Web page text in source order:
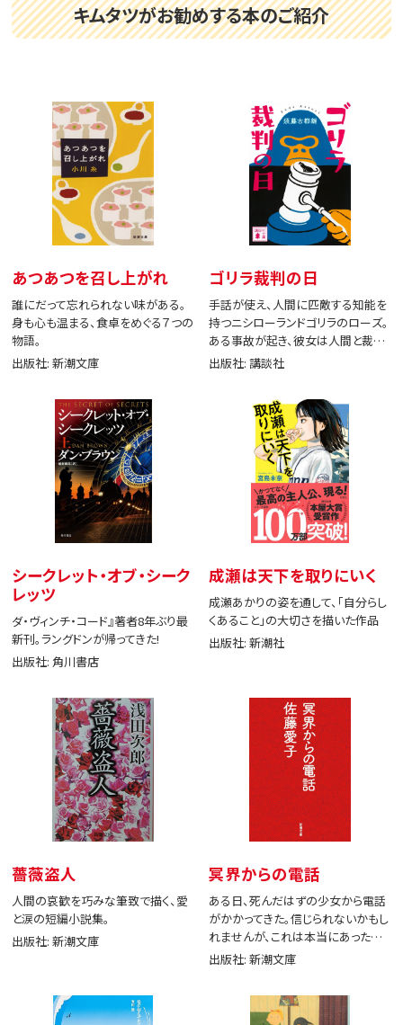
キムタツがお勧めする本のご紹介
あつあつを召し上がれ
誰にだって忘れられない味がある。
身も心も温まる、食卓をめぐる７つの
物語。
出版社: 新潮文庫
ゴリラ裁判の日
手話が使え、人間に匹敵する知能を
持つニシローランドゴリラのローズ。
ある事故が起き、彼女は人間と裁判
で闘う。
出版社: 講談社
シークレット・オブ・シーク
レッツ
ダ・ヴィンチ・コード』著者8年ぶり最
新刊。ラングドンが帰ってきた!
出版社: 角川書店
成瀬は天下を取りにいく
成瀬あかりの姿を通して、「自分らし
くあること」の大切さを描いた作品
出版社: 新潮社
薔薇盗人
人間の哀歓を巧みな筆致で描く、愛
と涙の短編小説集。
出版社: 新潮文庫
冥界からの電話
ある日、死んだはずの少女から電話
がかかってきた。信じられないかもし
れませんが、これは本当にあった出
来事です。
出版社: 新潮文庫